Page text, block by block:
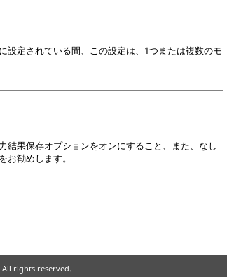
設定されている間、この設定は、1つまたは複数のモ
果保存オプションをオンにすること、また、なし
勧めします。
rights reserved.